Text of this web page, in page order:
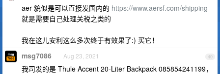
aer 貌似是可以直接发国内的 https://www.aersf.com/shipping
就是需要自己处理关税之类的
我在这儿安利这么多次终于有效果了:) 买它！
40
msg7086 Aug 23, 2021
我司发的是 Thule Accent 20-Liter Backpack 085854241199，